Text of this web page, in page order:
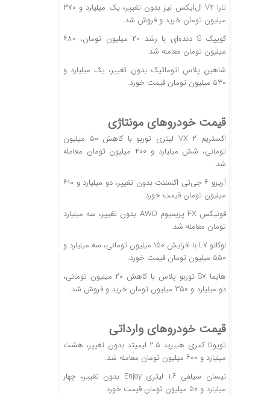
تارا V4 ال‌ایکس نیز بدون تغییر، یک میلیارد و ۳۷۰
میلیون تومان خرید و فروش شد.
کوییک S دنده‌ای با رشد ۲۰ میلیون تومان، ۶۸۰
میلیون تومان معامله شد.
شاهین پلاس اتوماتیک بدون تغییر، یک میلیارد و
۵۳۰ میلیون تومان قیمت خورد.
قیمت خودروهای مونتاژی
اکستریم VX ۲ لیتری توربو با کاهش ۵۰ میلیون
تومانی، شش میلیارد و ۴۰۰ میلیون تومان معامله
شد.
آریزو ۶ جی‌تی اکسلنت بدون تغییر، دو میلیارد و ۶۱۰
میلیون تومان قیمت خورد.
فونیکس FX پریمیوم AWD بدون تغییر، سه میلیارد
تومان معامله شد.
لوکانو L7 با افزایش ۱۵۰ میلیون تومانی، سه میلیارد و
۵۵۰ میلیون تومان قیمت خورد.
هایما S7 توربو پلاس با کاهش ۲۰ میلیون تومانی،
دو میلیارد و ۳۵۰ میلیون تومان خرید و فروش شد.
قیمت خودروهای وارداتی
تویوتا کمری هیبرید ۲.۵ لیمیتد بدون تغییر، هشت
میلیارد و ۶۰۰ میلیون تومان معامله شد.
نیسان سیلفی ۱.۶ لیتری Enjoy بدون تغییر، چهار
میلیارد و ۵۰ میلیون تومان قیمت خورد.